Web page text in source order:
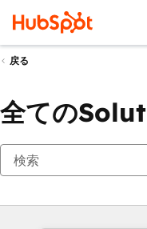
戻る
全ての